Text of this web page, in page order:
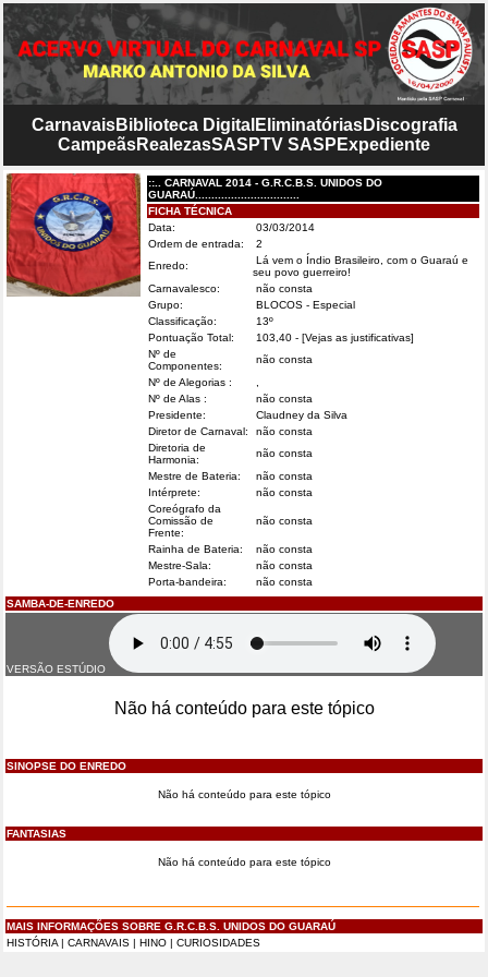
CarnavaisBiblioteca Digital EliminatóriasDiscografia
CampeãsRealezasSASPTV SASP Expediente
::.. CARNAVAL 2014 - G.R.C.B.S. UNIDOS DO
GUARAÚ................................
FICHA TÉCNICA
Data:
03/03/2014
Ordem de entrada:
2
Enredo:
Lá vem o Índio Brasileiro, com o Guaraú e
seu povo guerreiro!
Carnavalesco:
não consta
Grupo:
BLOCOS - Especial
Classificação:
13º
Pontuação Total:
103,40 - [Vejas as justificativas]
Nº de
Componentes:
não consta
Nº de Alegorias :
Nº de Alas :
não consta
Presidente:
Claudney da Silva
Diretor de Carnaval:
não consta
Diretoria de
Harmonia:
não consta
Mestre de Bateria:
não consta
Intérprete:
não consta
Coreógrafo da
Comissão de
Frente:
não consta
Rainha de Bateria:
não consta
Mestre-Sala:
não consta
Porta-bandeira:
não consta
SAMBA-DE-ENREDO
VERSÃO ESTÚDIO
Não há conteúdo para este tópico
SINOPSE DO ENREDO
Não há conteúdo para este tópico
FANTASIAS
Não há conteúdo para este tópico
MAIS INFORMAÇÕES SOBRE G.R.C.B.S. UNIDOS DO GUARAÚ
HISTÓRIA | CARNAVAIS | HINO | CURIOSIDADES